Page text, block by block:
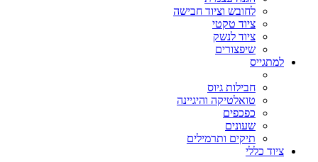
לחובש וציוד חבישה
ציוד טקטי
ציוד לנשק
שיפצורים
למתגייס
חבילות גיוס
טואלטיקה והיגיינה
כפכפים
שעונים
תיקים ותרמילים
ציוד כללי